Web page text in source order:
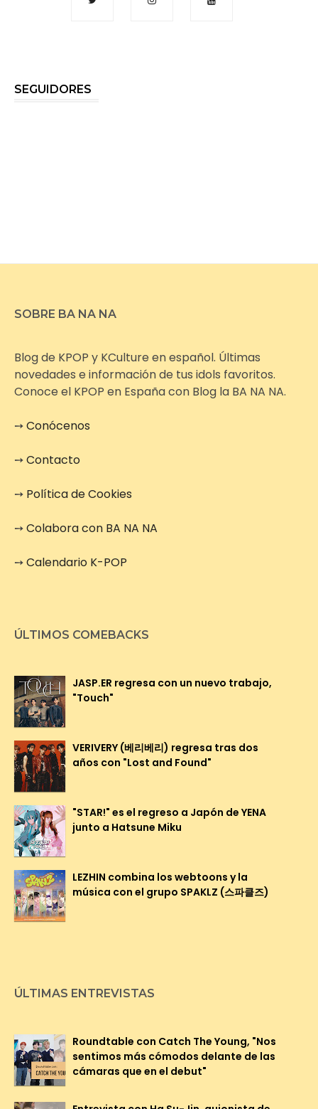
SEGUIDORES
SOBRE BA NA NA
Blog de KPOP y KCulture en español. Últimas
novedades e información de tus idols favoritos.
Conoce el KPOP en España con Blog la BA NA NA.
➙Conócenos
➙Contacto
➙ Política de Cookies
➙Colabora con BA NA NA
➙Calendario K-POP
ÚLTIMOS COMEBACKS
JASP.ER regresa con un nuevo trabajo,
"Touch"
VERIVERY (베리베리) regresa tras dos
años con "Lost and Found"
"STAR!" es el regreso a Japón de YENA
junto a Hatsune Miku
LEZHIN combina los webtoons y la
música con el grupo SPAKLZ (스파클즈)
ÚLTIMAS ENTREVISTAS
Roundtable con Catch The Young, "Nos
sentimos más cómodos delante de las
cámaras que en el debut"